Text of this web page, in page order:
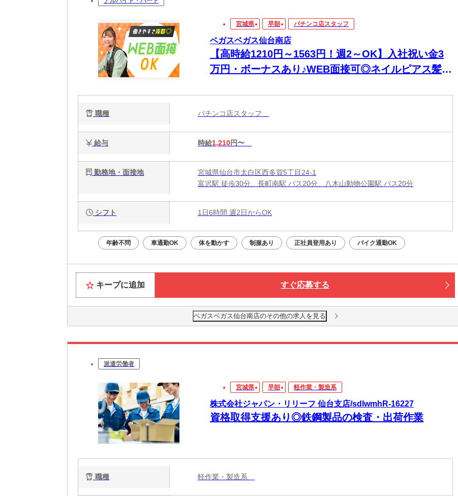
宮城県 早朝 パチンコ店スタッフ
ベガスベガス仙台南店
【高時給1210円～1563円！週2～OK】入社祝い金3
万円・ボーナスあり♪WEB面接可◎ネイルピアス髪色
職種 パチンコ店スタッフ
給与 時給1,210円〜
勤務地・面接地
宮城県仙台市太白区西多賀5丁目24-1
富沢駅 徒歩30分、長町南駅 バス20分、八木山動物公園駅 バス20分
シフト 1日6時間 週2日からOK
年齢不問 車通勤OK 体を動かす 制服あり 正社員登用あり バイク通勤OK
キープに追加 すぐ応募する
ベガスベガス仙台南店のその他の求人を見る
派遣労働者
宮城県 早朝 軽作業・製造系
株式会社ジャパン・リリーフ 仙台支店/sdlwmhR-16227
資格取得支援あり◎鉄鋼製品の検査・出荷作業
職種 軽作業・製造系